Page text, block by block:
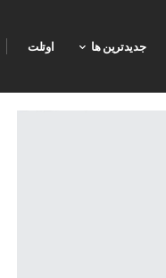
جدیدترین ها اوتلت